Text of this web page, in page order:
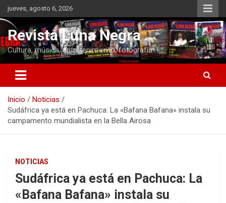
Saltar
al
contenido
jueves, agosto 6, 2026
Revista Luna Negra
Cultura, música, entretenimiento, fotografía
Inicio
Noticias
Sudáfrica ya está en Pachuca: La «Bafana Bafana» instala su
campamento mundialista en la Bella Airosa
NOTICIAS
Sudáfrica ya está en Pachuca: La
«Bafana Bafana» instala su